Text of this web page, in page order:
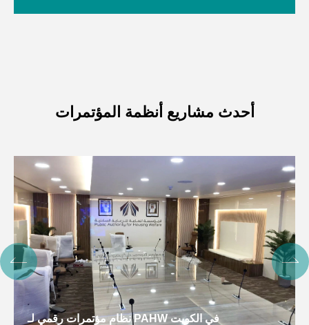
أحدث مشاريع أنظمة المؤتمرات
نظام مؤتمرات ذكي لـ OHCHR ، Cambodia